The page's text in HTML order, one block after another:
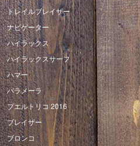
トレイルブレイザー
ナビゲーター
ハイラックス
ハイラックスサーフ
ハマー
パラメーラ
プエルトリコ 2016
ブレイザー
ブロンコ